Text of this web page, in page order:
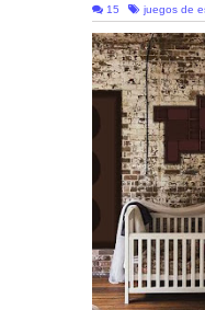
15 juegos de